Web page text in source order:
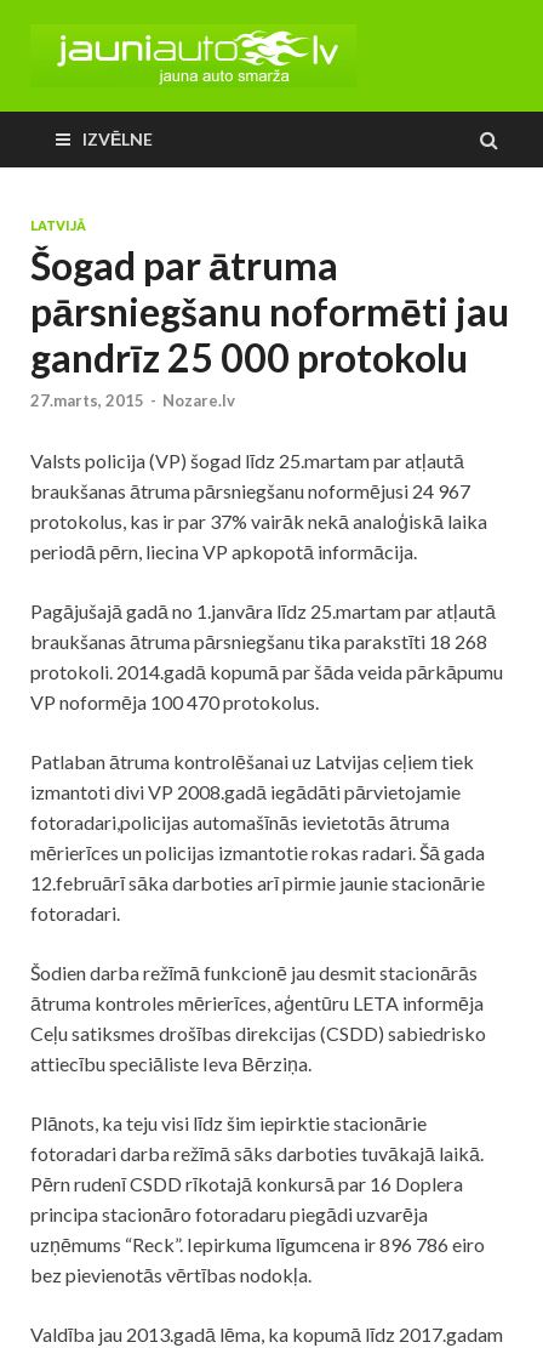
IZVĒLNE
LATVIJĀ
Šogad par ātruma
pārsniegšanu noformēti jau
gandrīz 25 000 protokolu
27.marts, 2015 - Nozare.lv
Valsts policija(VP) šogad līdz 25.martam par atļautā
braukšanas ātruma pārsniegšanu noformējusi 24 967
protokolus, kas ir par 37% vairāk nekā analoģiskā laika
periodā pērn, liecina VP apkopotā informācija.
Pagājušajā gadā no 1.janvāra līdz 25.martam par atļautā
braukšanas ātruma pārsniegšanu tika parakstīti 18 268
protokoli. 2014.gadā kopumā par šāda veida pārkāpumu
VP noformēja 100 470 protokolus.
Patlaban ātruma kontrolēšanai uz Latvijas ceļiem tiek
izmantoti divi VP 2008.gadā iegādāti pārvietojamie
fotoradari,policijas automašīnās ievietotās ātruma
mērierīces unpolicijas izmantotie rokas radari. Šā gada
12.februārī sāka darboties arī pirmie jaunie stacionārie
fotoradari.
Šodien darba režīmā funkcionē jau desmit stacionārās
ātruma kontroles mērierīces, aģentūru LETA informēja
Ceļu satiksmes drošības direkcijas (CSDD) sabiedrisko
attiecību speciāliste Ieva Bērziņa.
Plānots, ka teju visi līdz šim iepirktie stacionārie
fotoradari darba režīmā sāks darboties tuvākajā laikā.
Pērn rudenī CSDD rīkotajā konkursā par 16 Doplera
principa stacionāro fotoradaru piegādi uzvarēja
uzņēmums “Reck”. Iepirkuma līgumcena ir 896 786 eiro
bez pievienotās vērtības nodokļa.
Valdība jau 2013.gadā lēma, ka kopumā līdz 2017.gadam